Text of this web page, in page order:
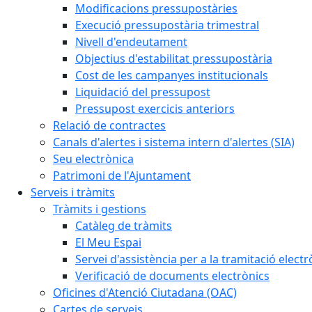
Modificacions pressupostàries
Execució pressupostària trimestral
Nivell d'endeutament
Objectius d'estabilitat pressupostària
Cost de les campanyes institucionals
Liquidació del pressupost
Pressupost exercicis anteriors
Relació de contractes
Canals d'alertes i sistema intern d'alertes (SIA)
Seu electrònica
Patrimoni de l'Ajuntament
Serveis i tràmits
Tràmits i gestions
Catàleg de tràmits
El Meu Espai
Servei d'assistència per a la tramitació
Verificació de documents electrònics
Oficines d'Atenció Ciutadana (OAC)